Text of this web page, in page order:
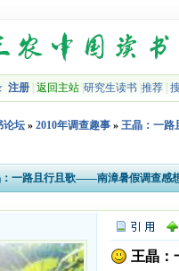
注册| 返回主站| 研究生读书| 推荐|
论坛» 2010年调查趣事» 王晶：一
：一路且行且歌——南漳暑假调查感
王晶